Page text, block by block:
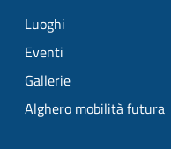
Luoghi
Eventi
Gallerie
Alghero mobilità futura